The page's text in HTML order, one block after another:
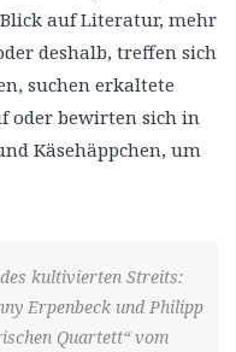
auf Literatur, mehr
deshalb, treffen sich
suchen erkaltete
oder bewirten sich in
Käsehäppchen, um
kultivierten Streits:
Erpenbeck und Philipp
Quartett“ vom